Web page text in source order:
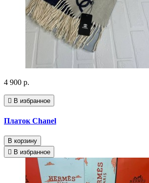
4 900 р.
В избранное
Платок Chanel
В корзину
В избранное